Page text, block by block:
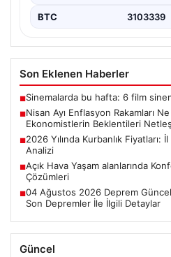
BTC 3103339
Son Eklenen Haberler
■Sinemalarda bu hafta: 6 film
■Nisan Ayı Enflasyon Rakamları
Ekonomistlerin Beklentileri
■2026 Yılında Kurbanlık Fiyatları:
Analizi
■Açık Hava Yaşam alanlarında
Çözümleri
■04 Ağustos 2026 Deprem
Son Depremler İle İlgili Detaylar
Güncel